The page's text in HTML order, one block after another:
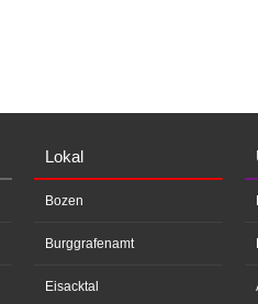
Lokal
Bozen
Burggrafenamt
Eisacktal